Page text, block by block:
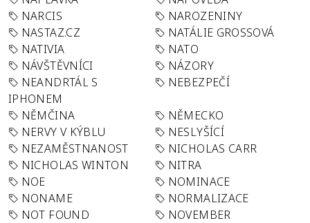
NARCIS
NAROZENINY
NASTAZ.CZ
NATÁLIE GROSSOVÁ
NATIVIA
NATO
NÁVŠTĚVNÍCI
NÁZORY
NEANDRTÁL S
IPHONEM
NEBEZPEČÍ
NĚMČINA
NĚMECKO
NERVY V KÝBLU
NESLYŠÍCÍ
NEZAMĚSTNANOST
NICHOLAS CARR
NICHOLAS WINTON
NITRA
NOE
NOMINACE
NONAME
NORMALIZACE
NOT FOUND
NOVEMBER